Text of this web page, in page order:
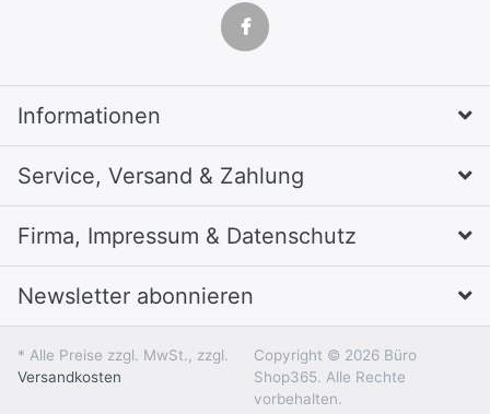
Informationen
Service, Versand & Zahlung
Firma, Impressum & Datenschutz
Newsletter abonnieren
* Alle Preise zzgl. MwSt., zzgl.
Versandkosten
Copyright © 2026 Büro
Shop365. Alle Rechte
vorbehalten.